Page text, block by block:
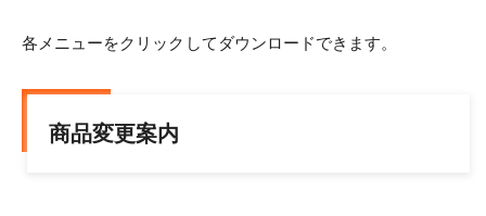
各メニューをクリックしてダウンロードできます。
商品変更案内